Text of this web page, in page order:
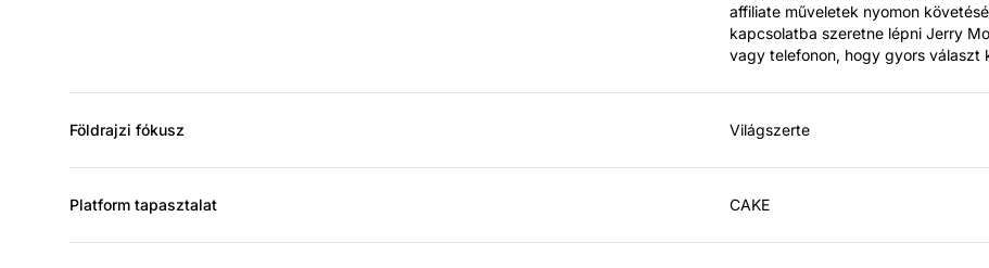
affiliate műveletek nyomon
kapcsolatba szeretne lépni Jerry
vagy telefonon, hogy gyors választ
Földrajzi fókusz Világszerte
Platform tapasztalat CAKE